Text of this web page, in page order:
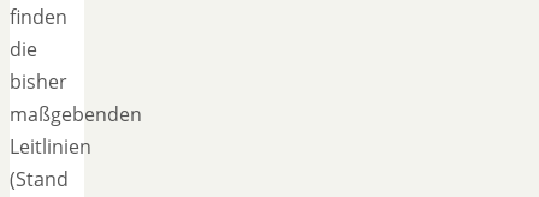
finden
die
bisher
maßgebenden
Leitlinien
(Stand